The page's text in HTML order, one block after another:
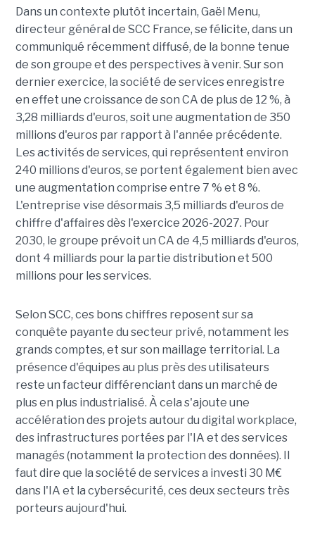
Dans un contexte plutôt incertain, Gaël Menu,
directeur général de SCC France, se félicite, dans un
communiqué récemment diffusé, de la bonne tenue
de son groupe et des perspectives à venir. Sur son
dernier exercice, la société de services enregistre
en effet une croissance de son CA de plus de 12 %, à
3,28 milliards d'euros, soit une augmentation de 350
millions d'euros par rapport à l'année précédente.
Les activités de services, qui représentent environ
240 millions d'euros, se portent également bien avec
une augmentation comprise entre 7 % et 8 %.
L'entreprise vise désormais 3,5 milliards d'euros de
chiffre d'affaires dès l'exercice 2026-2027. Pour
2030, le groupe prévoit un CA de 4,5 milliards d'euros,
dont 4 milliards pour la partie distribution et 500
millions pour les services.
Selon SCC, ces bons chiffres reposent sur sa
conquête payante du secteur privé, notamment les
grands comptes, et sur son maillage territorial. La
présence d'équipes au plus près des utilisateurs
reste un facteur différenciant dans un marché de
plus en plus industrialisé. À cela s'ajoute une
accélération des projets autour du digital workplace,
des infrastructures portées par l'IA et des services
managés (notamment la protection des données). Il
faut dire que la société de services a investi 30 M€
dans l'IA et la cybersécurité, ces deux secteurs très
porteurs aujourd'hui.